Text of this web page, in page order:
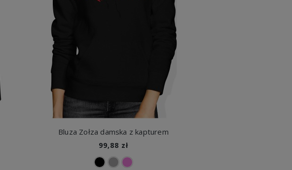
Bluza Zołza damska z kapturem
99,88 zł